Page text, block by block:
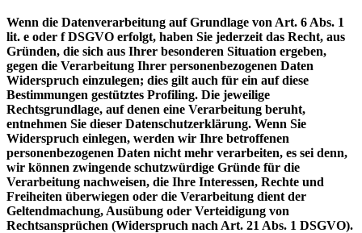
Wenn die Datenverarbeitung auf Grundlage von Art. 6 Abs. 1
lit. e oder f DSGVO erfolgt, haben Sie jederzeit das Recht, aus
Gründen, die sich aus Ihrer besonderen Situation ergeben,
gegen die Verarbeitung Ihrer personenbezogenen Daten
Widerspruch einzulegen; dies gilt auch für ein auf diese
Bestimmungen gestütztes Profiling. Die jeweilige
Rechtsgrundlage, auf denen eine Verarbeitung beruht,
entnehmen Sie dieser Datenschutzerklärung. Wenn Sie
Widerspruch einlegen, werden wir Ihre betroffenen
personenbezogenen Daten nicht mehr verarbeiten, es sei denn,
wir können zwingende schutzwürdige Gründe für die
Verarbeitung nachweisen, die Ihre Interessen, Rechte und
Freiheiten überwiegen oder die Verarbeitung dient der
Geltendmachung, Ausübung oder Verteidigung von
Rechtsansprüchen (Widerspruch nach Art. 21 Abs. 1 DSGVO).